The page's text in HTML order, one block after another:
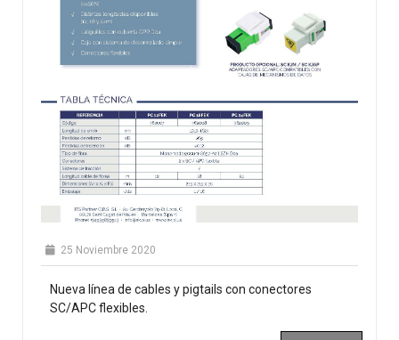
25 Noviembre 2020
Nueva línea de cables y pigtails con conectores
SC/APC flexibles.